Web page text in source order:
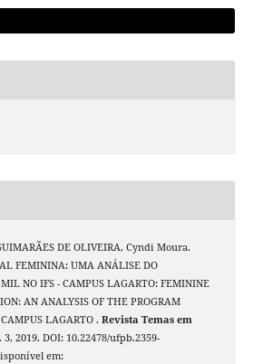
DE OLIVEIRA, Cyndi Moura.
FEMININA: UMA ANÁLISE DO
NO IFS - CAMPUS LAGARTO: FEMININE
AN ANALYSIS OF THE PROGRAM
LAGARTO . Revista Temas em
3, 2019. DOI: 10.22478/ufpb.2359-
em: